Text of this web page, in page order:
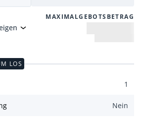
MAXIMALGEBOTSBETRAG
LOS
1
Nein